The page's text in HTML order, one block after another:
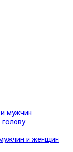
мужчин
и женщин